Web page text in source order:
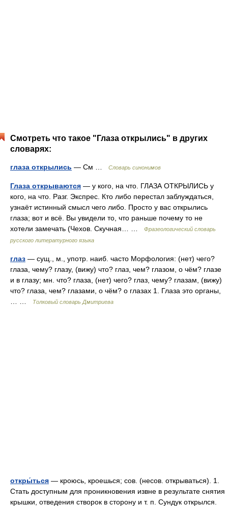
Смотреть что такое "Глаза открылись" в других
словарях:
глаза открылись — См … Словарь синонимов
Глаза открываются — у кого, на что. ГЛАЗА ОТКРЫЛИСЬ у
кого, на что. Разг. Экспрес. Кто либо перестал заблуждаться,
узнаёт истинный смысл чего либо. Просто у вас открылись
глаза; вот и всё. Вы увидели то, что раньше почему то не
хотели замечать (Чехов. Скучная… …
Фразеологический словарь
русского литературного языка
глаз — сущ., м., употр. наиб. часто Морфология: (нет) чего?
глаза, чему? глазу, (вижу) что? глаз, чем? глазом, о чём? глазе
и в глазу; мн. что? глаза, (нет) чего? глаз, чему? глазам, (вижу)
что? глаза, чем? глазами, о чём? о глазах 1. Глаза это органы,
Толковый словарь Дмитриева
откры́ться — кроюсь, кроешься; сов. (несов. открываться). 1.
Стать доступным для проникновения извне в результате снятия
крышки, отведения створок в сторону и т. п. Сундук открылся.